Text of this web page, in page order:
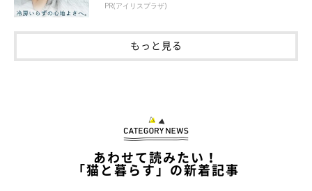
PR(アイリスプラザ)
もっと見る
あわせて読みたい！
「猫と暮らす」の新着記事